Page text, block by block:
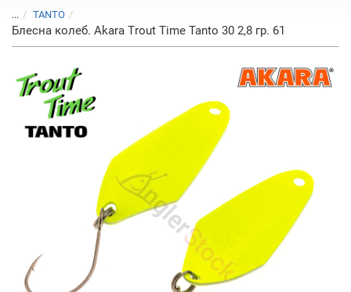
... TANTO
Блесна колеб. Akara Trout Time Tanto 30 2,8 гр. 61